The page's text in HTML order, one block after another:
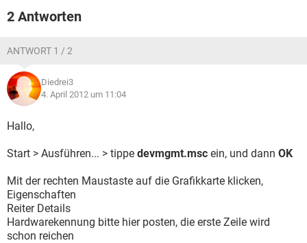
2 Antworten
ANTWORT 1 / 2
Diedrei3
4. April 2012 um 11:04
Hallo,
Start > Ausführen... > tippe devmgmt.msc ein, und dann OK
Mit der rechten Maustaste auf die Grafikkarte klicken,
Eigenschaften
Reiter Details
Hardwarekennung bitte hier posten, die erste Zeile wird
schon reichen